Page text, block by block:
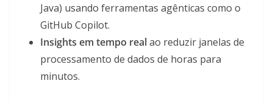
Java) usando ferramentas agênticas como o
GitHub Copilot.
Insights em tempo realao reduzir janelas de
processamento de dados de horas para
minutos.